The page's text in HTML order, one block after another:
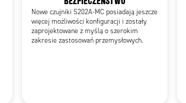
Nowe czujniki S202A-MC posiadają jeszcze
więcej możliwości konfiguracji i zostały
zaprojektowane z myślą o szerokim
zakresie zastosowań przemysłowych.